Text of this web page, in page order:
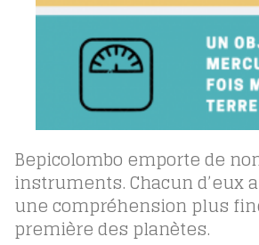
Bepicolombo emporte de
instruments. Chacun d’eux
une compréhension plus
première des planètes.